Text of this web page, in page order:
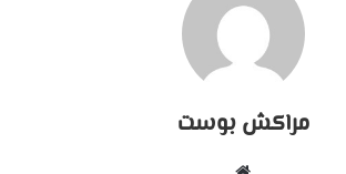
مراكش بوست